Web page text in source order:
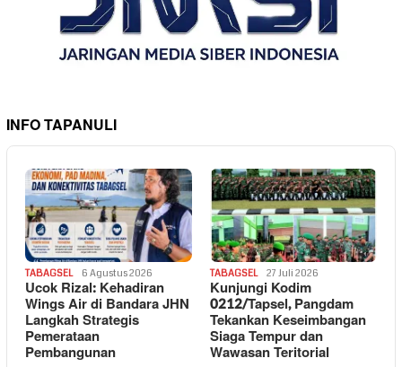
INFO TAPANULI
TABAGSEL 6 Agustus 2026
Ucok Rizal: Kehadiran
Wings Air di Bandara JHN
Langkah Strategis
Pemerataan
Pembangunan
TABAGSEL 27 Juli 2026
Kunjungi Kodim
0212/Tapsel, Pangdam
Tekankan Keseimbangan
Siaga Tempur dan
Wawasan Teritorial